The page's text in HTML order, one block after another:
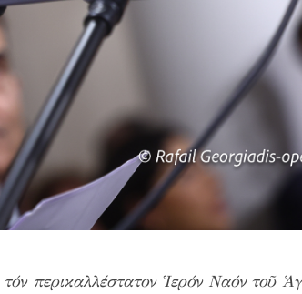
περικαλλέστατον Ἱερόν Ναόν τοῦ